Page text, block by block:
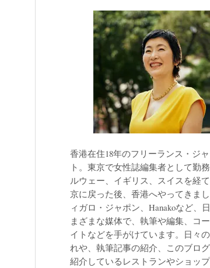
香港在住18年のフリーランス・ジ
ト。東京で女性誌編集者として勤
ルウェー、イギリス、スイスを経
京に戻った後、香港へやってきま
ィガロ・ジャポン、Hanakoなど、
まざまな媒体で、執筆や編集、コ
イトなどを手がけています。日々
れや、執筆記事の紹介、このブロ
紹介しているレストランやショッ